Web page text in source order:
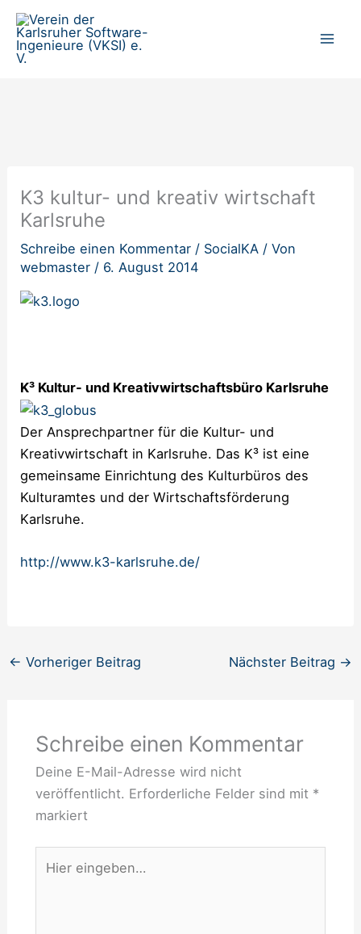
Zum
Inhalt
springen
K3 kultur- und kreativ wirtschaft
Karlsruhe
Schreibe einen Kommentar / SocialKA / Von
webmaster / 6. August 2014
K³ Kultur- und Kreativwirtschaftsbüro Karlsruhe
Der Ansprechpartner für die Kultur- und
Kreativwirtschaft in Karlsruhe. Das K³ ist eine
gemeinsame Einrichtung des Kulturbüros des
Kulturamtes und der Wirtschaftsförderung
Karlsruhe.
http://www.k3-karlsruhe.de/
← Vorheriger Beitrag Nächster Beitrag →
Schreibe einen Kommentar
Deine E-Mail-Adresse wird nicht
veröffentlicht. Erforderliche Felder sind mit *
markiert
eingeben…